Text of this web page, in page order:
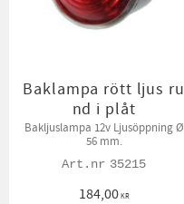
Baklampa rött ljus ru
nd i plåt
Bakljuslampa 12v Ljusöppning Ø
56 mm.
35215
184,00KR